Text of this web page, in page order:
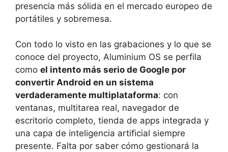
presencia más sólida en el mercado europeo de
portátiles y sobremesa.
Con todo lo visto en las grabaciones y lo que se
conoce del proyecto, Aluminium OS se perfila
como el intento más serio de Google por
convertir Android en un sistema
verdaderamente multiplataforma: con
ventanas, multitarea real, navegador de
escritorio completo, tienda de apps integrada y
una capa de inteligencia artificial siempre
presente. Falta por saber cómo gestionará la